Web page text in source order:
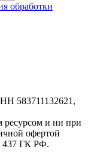
обработки
583711132621,
ресурсом и ни при
офертой
437 ГК РФ.